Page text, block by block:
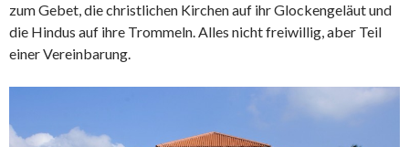
zum Gebet, die christlichen Kirchen auf ihr Glockengeläut und
die Hindus auf ihre Trommeln. Alles nicht freiwillig, aber Teil
einer Vereinbarung.